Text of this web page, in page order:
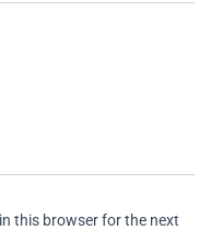
this browser for the next